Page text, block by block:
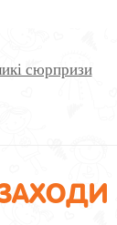
сюрпризи